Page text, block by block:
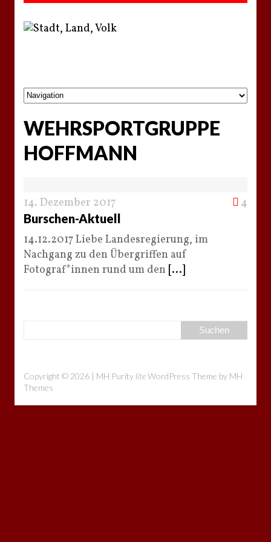
WEHRSPORTGRUPPE
HOFFMANN
14. Dezember 2017 4
Burschen-Aktuell
14.12.2017 Liebe Landesregierung, im
Nachgang zu den Übergriffen auf
Fotograf*innen rund um den [...]
Copyright © 2026 | MH Purity liteWordPress Theme by MH
Themes